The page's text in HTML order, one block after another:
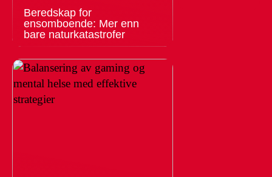
Beredskap for
ensomboende: Mer enn
bare naturkatastrofer